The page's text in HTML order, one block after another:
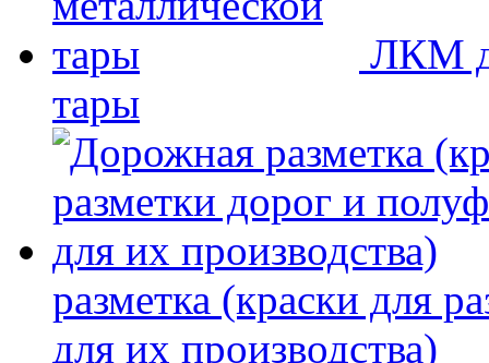
ЛКМ
тары
разметка (краски для
для их производства)